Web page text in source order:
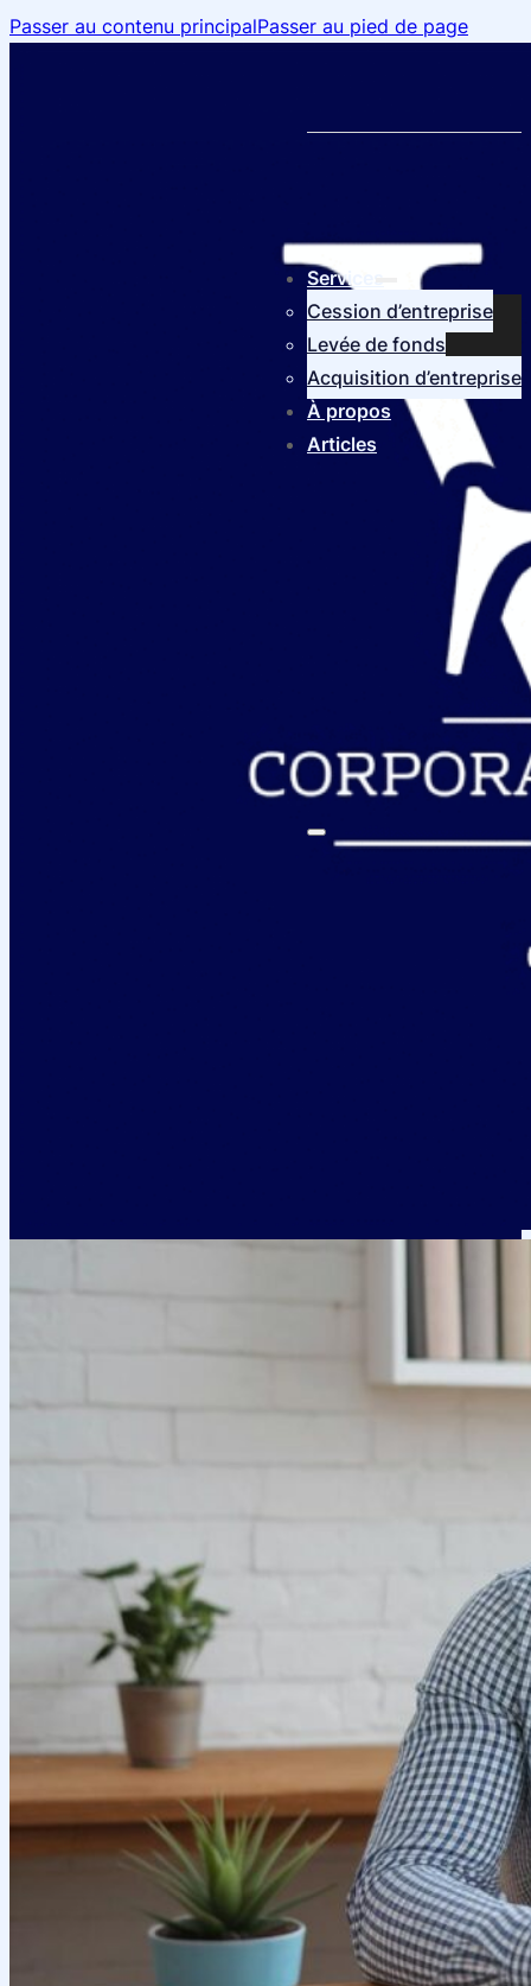
Passer au contenu principalPasser au pied de page
Services
Cession d’entreprise
Levée de fonds
Acquisition d’entreprise
À propos
Articles